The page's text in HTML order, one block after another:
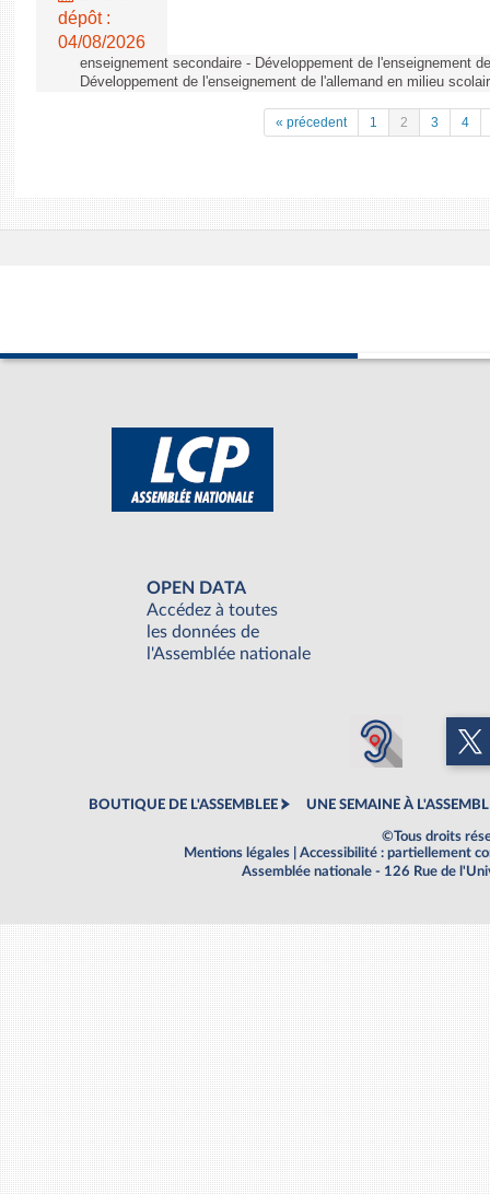
dépôt :
04/08/2026
enseignement secondaire - Développement de l'enseignement
Développement de l'enseignement de l'allemand en milieu
« précedent 1 2 3 4
OPEN DATA
Accédez à toutes
les données de
l'Assemblée nationale
BOUTIQUE DE L'ASSEMBLEE UNE SEMAINE À
©Tous droits
Mentions légales
Accessibilité : partiellement
Assemblée nationale - 126 Rue de